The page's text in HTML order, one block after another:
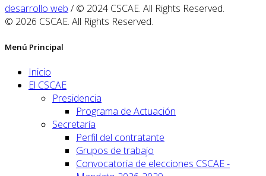
desarrollo web / © 2024 CSCAE. All Rights Reserved.
© 2026 CSCAE. All Rights Reserved.
Menú Principal
Inicio
El CSCAE
Presidencia
Programa de Actuación
Secretaría
Perfil del contratante
Grupos de trabajo
Convocatoria de elecciones CSCAE -